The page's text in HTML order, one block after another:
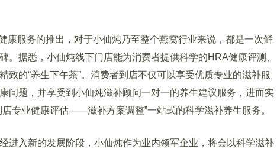
服务的推出，对于小仙炖乃至整个燕窝行业来说，都是一次鲜
。据悉，小仙炖线下门店能为消费者提供科学的HRA健康评测、
致的“养生下午茶”。消费者到店不仅可以享受优质专业的滋补服
问题，并享受到小仙炖滋补顾问一对一的养生建议服务，进而实
专业健康评估——滋补方案调整”一站式的科学滋补养生服务。
入新的发展阶段，小仙炖作为业内领军企业，将会以科学滋补